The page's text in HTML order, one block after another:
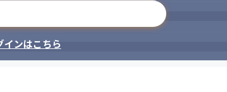
インはこちら